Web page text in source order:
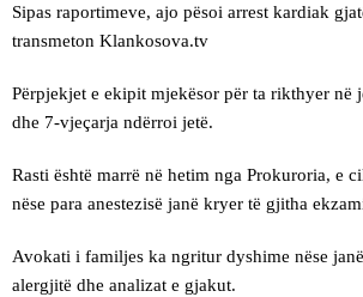
Sipas raportimeve, ajo pësoi arrest kardiak
transmeton Klankosova.tv
Përpjekjet e ekipit mjekësor për ta rikthyer në
dhe 7-vjeçarja ndërroi jetë.
Rasti është marrë në hetim nga Prokuroria, e
nëse para anestezisë janë kryer të gjitha
Avokati i familjes ka ngritur dyshime nëse
alergjitë dhe analizat e gjakut.